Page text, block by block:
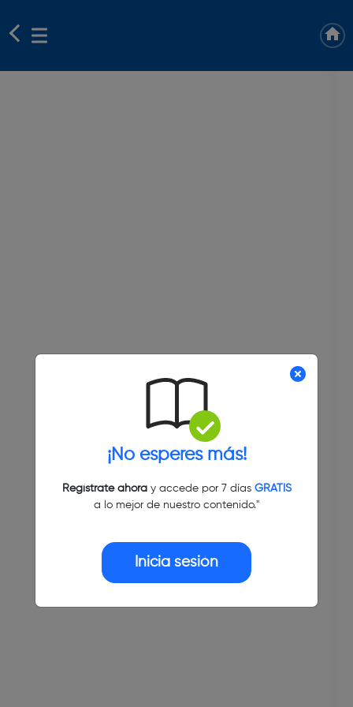
¡No esperes más!
Regístrate ahoray accede por 7 días GRATIS
a lo mejor de nuestro contenido."
Inicia sesión